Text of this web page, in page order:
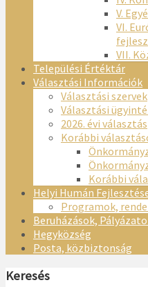
V.
VI.
VII.
Települési Értéktár
Választási Információk
Választási szervek
Választási
2026. évi választás
Korábbi
Korábbi
Helyi Humán
Programok,
Beruházások,
Hegyközség
Posta, közbiztonság
Keresés